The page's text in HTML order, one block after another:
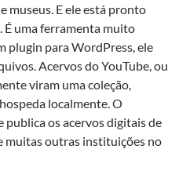
museus. E ele está pronto
É uma ferramenta muito
plugin para WordPress, ele
Acervos do YouTube, ou
viram uma coleção,
localmente. O
publica os acervos digitais de
muitas outras instituições no